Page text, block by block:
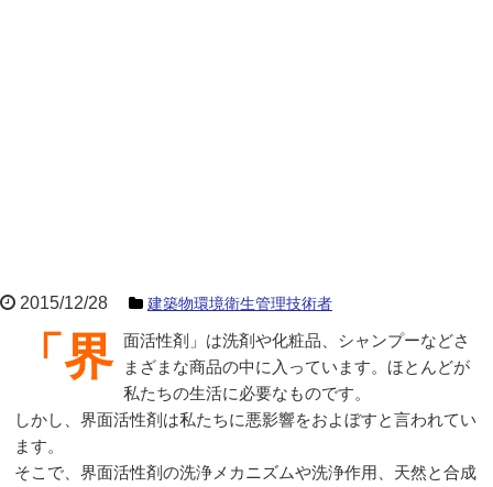
2015/12/28 建築物環境衛生管理技術者
「界面活性剤」は洗剤や化粧品、シャンプーなどさ
まざまな商品の中に入っています。ほとんどが
私たちの生活に必要なものです。
しかし、界面活性剤は私たちに悪影響をおよぼすと言われてい
ます。
そこで、界面活性剤の洗浄メカニズムや洗浄作用、天然と合成